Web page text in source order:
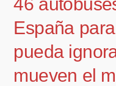
España
pueda
mueven el